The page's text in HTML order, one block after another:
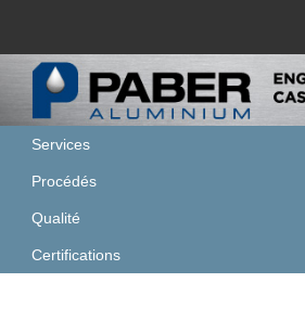
Services
Procédés
Qualité
Certifications